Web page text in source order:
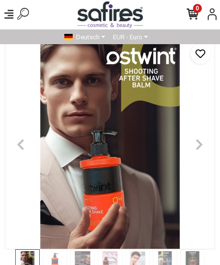
0
Deutsch EUR - Euro